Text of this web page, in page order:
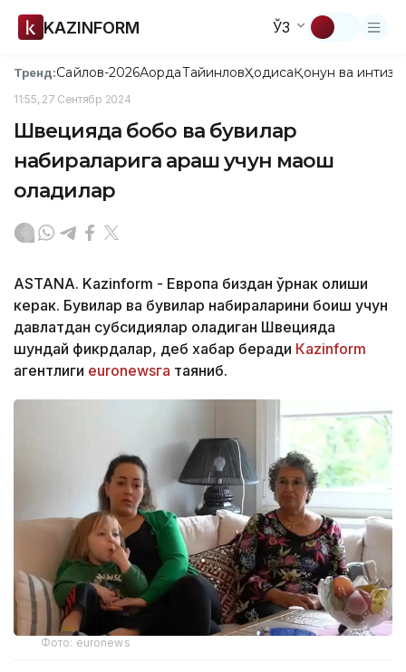
KAZINFORM ЎЗ
Тренд:Сайлов-2026АқордаТайинловҲодисаҚонун ва
11:55, 27 Сентябр 2024
Швецияда бобо ва бувилар
набираларига қараш учун маош
оладилар
ASTANA. Kazinform - Европа биздан ўрнак олиши
керак. Бувилар ва бувилар набираларини боқиш учун
давлатдан субсидиялар оладиган Швецияда
шундай фикрдалар, деб хабар беради Каzinform
агентлиги euronewsга таяниб.
Фото: euronews